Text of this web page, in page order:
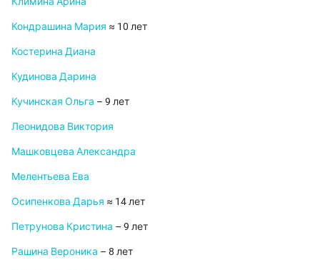
Кондрашина Мария ≈ 10 лет
Костерина Диана
Кудинова Дарина
Кучинская Ольга – 9 лет
Леонидова Виктория
Машковцева Александра
Мелентьева Ева
Осипенкова Дарья ≈ 14 лет
Петрунова Кристина – 9 лет
Рашина Вероника – 8 лет